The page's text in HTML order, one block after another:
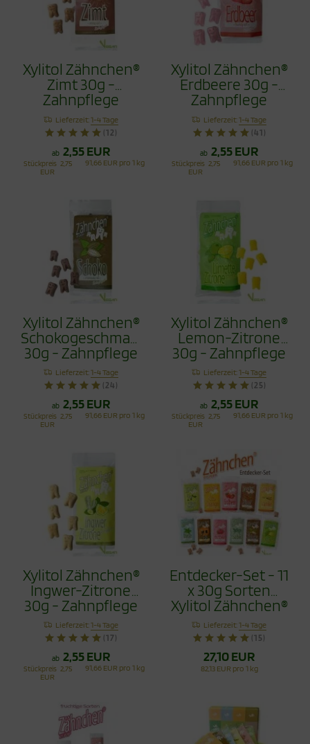
Xylitol Zähnchen®
Zimt 30g -
Zahnpflege
Bonbons
Lieferzeit:1-4 Tage
(12)
ab 2,55 EUR
Stückpreis 2,75
EUR
91,66 EUR pro 1 kg
Xylitol Zähnchen®
Erdbeere 30g -
Zahnpflege
Bonbons
Lieferzeit:1-4 Tage
(41)
ab 2,55 EUR
Stückpreis 2,75
EUR
91,66 EUR pro 1 kg
Xylitol Zähnchen®
Schokogeschmack
30g - Zahnpflege
Bonbons
Lieferzeit:1-4 Tage
(24)
ab 2,55 EUR
Stückpreis 2,75
EUR
91,66 EUR pro 1 kg
Xylitol Zähnchen®
Lemon-Zitrone
30g - Zahnpflege
Bonbons
Lieferzeit:1-4 Tage
(25)
ab 2,55 EUR
Stückpreis 2,75
EUR
91,66 EUR pro 1 kg
Xylitol Zähnchen®
Ingwer-Zitrone
30g - Zahnpflege
Bonbons
Lieferzeit:1-4 Tage
(17)
ab 2,55 EUR
Stückpreis 2,75
EUR
91,66 EUR pro 1 kg
Entdecker-Set - 11
x 30g Sorten
Xylitol Zähnchen®
330g
Lieferzeit:1-4 Tage
(15)
27,10 EUR
82,13 EUR pro 1 kg